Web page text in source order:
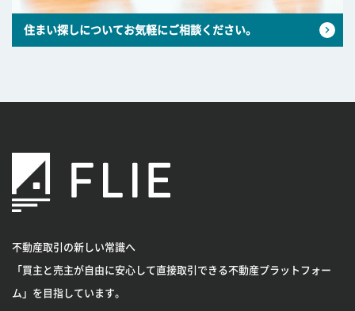
住まい探しについてお気軽にご相談ください。
不動産取引の新しい常識へ
「買主と売主が自由に安心して直接取引できる不動産プラットフォー
ム」を目指しています。